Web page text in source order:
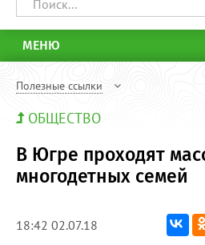
МЕНЮ
Полезные ссылки
ОБЩЕСТВО
В Югре проходят
многодетных семей
18:42 02.07.18